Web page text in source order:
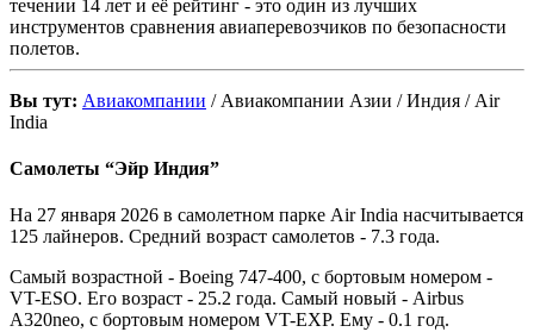
течении 14 лет и её рейтинг - это один из лучших
инструментов сравнения авиаперевозчиков по безопасности
полетов.
Вы тут: Авиакомпании / Авиакомпании Азии / Индия / Air
India
Самолеты “Эйр Индия”
На 27 января 2026 в самолетном парке Air India насчитывается
125 лайнеров. Средний возраст самолетов - 7.3 года.
Самый возрастной - Boeing 747-400, с бортовым номером -
VT-ESO. Его возраст - 25.2 года. Самый новый - Airbus
A320neo, с бортовым номером VT-EXP. Ему - 0.1 год.